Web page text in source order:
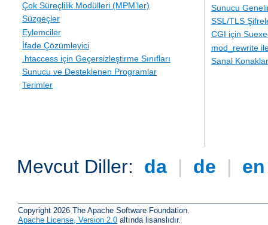
Çok Süreçlilik Modülleri (MPM’ler)
Süzgeçler
Eylemciler
İfade Çözümleyici
.htaccess için Geçersizleştirme Sınıfları
Sunucu ve Desteklenen Programlar
Terimler
Sunucu
SSL/TLS
CGI için
mod_rewrite
Sanal Konaklar
Mevcut Diller: da | de |
Copyright 2026 The Apache Software Foundation.
Apache License, Version 2.0 altında lisanslıdır.